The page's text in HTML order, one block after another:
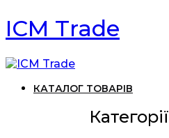
ICM Trade
КАТАЛОГ ТОВАРІВ
Категорії